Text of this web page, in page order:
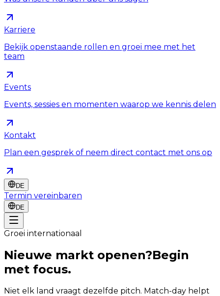
Karriere
Bekijk openstaande rollen en groei mee met het
team
Events
Events, sessies en momenten waarop we kennis delen
Kontakt
Plan een gesprek of neem direct contact met ons op
DE
Termin vereinbaren
DE
Groei internationaal
Nieuwe markt openen?Begin
met focus.
Niet elk land vraagt dezelfde pitch. Match-day helpt